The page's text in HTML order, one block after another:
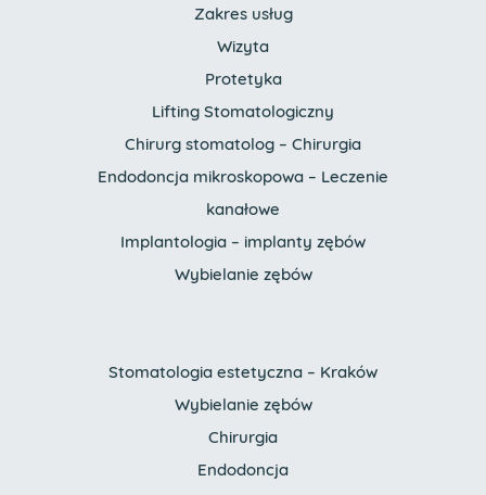
Zakres usług
Wizyta
Protetyka
Lifting Stomatologiczny
Chirurg stomatolog – Chirurgia
Endodoncja mikroskopowa – Leczenie
kanałowe
Implantologia – implanty zębów
Wybielanie zębów
Stomatologia estetyczna – Kraków
Wybielanie zębów
Chirurgia
Endodoncja